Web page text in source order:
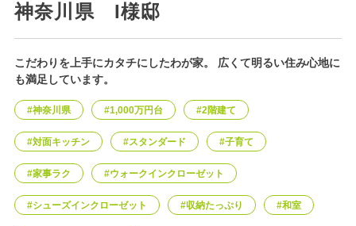
WITHEARTH HOME の BEST PLAN
神奈川県 I様邸
こだわりを上手にカタチにしたわが家。 広くて明るい住み心地に
も満足しています。
#神奈川県 #1,000万円台 #2階建て
#対面キッチン #スタンダード #子育て
#家事ラク #ウォークインクローゼット
#シューズインクローゼット #収納たっぷり #和室